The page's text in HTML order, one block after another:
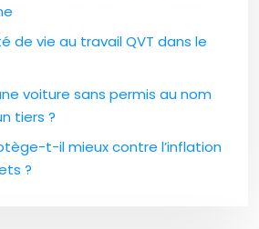
de vie au travail QVT dans le
voiture sans permis au nom
tiers ?
t-il mieux contre l’inflation
?